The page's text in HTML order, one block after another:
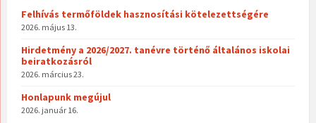
Felhívás termőföldek hasznosítási kötelezettségére
2026. május 13.
Hirdetmény a 2026/2027. tanévre történő általános iskolai
beiratkozásról
2026. március 23.
Honlapunk megújul
2026. január 16.